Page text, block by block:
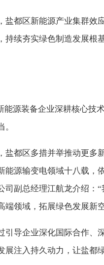
盐都区新能源产业集群效
持续夯实绿色制造发展根
能源装备企业深耕核心技
都区多措并举推动更多
源输变电领域十八载，
副总经理江航龙介绍：“
端领域，拓展绿色发展新
导企业深化国际合作、
注入持久动力，让盐都